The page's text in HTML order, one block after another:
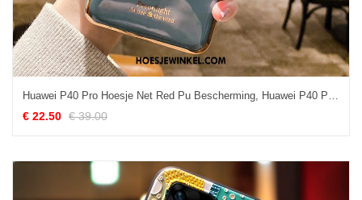
Huawei P40 Pro Hoesje Net Red Pu Bescherming, Huawei P40 Pro Hoesje Dun Hoes
€ 22.50 € 39.00